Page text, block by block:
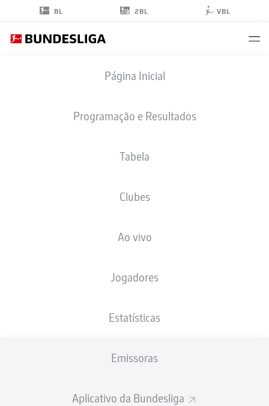
BL 2BL VBL
Página Inicial
Programação e Resultados
Tabela
Clubes
Ao vivo
Jogadores
Estatísticas
Emissoras
Aplicativo da Bundesliga